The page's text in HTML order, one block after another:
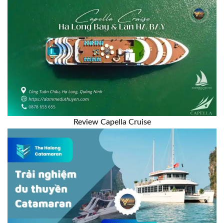
Review Capella Cruise